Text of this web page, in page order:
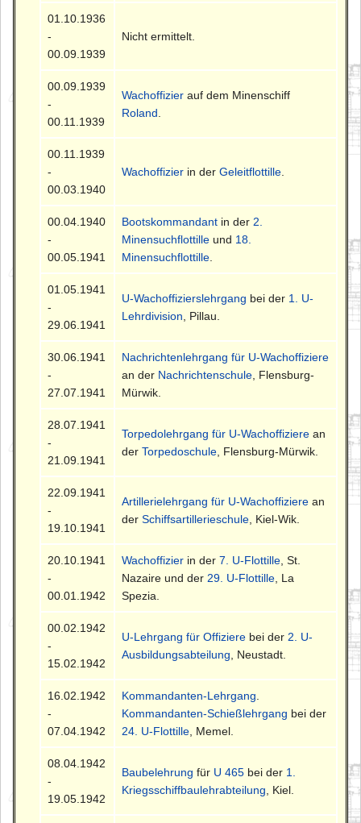
01.10.1936
-
00.09.1939
Nicht ermittelt.
00.09.1939
-
00.11.1939
Wachoffizier auf dem Minenschiff
Roland
00.11.1939
-
00.03.1940
Wachoffizier in derGeleitflottille
00.04.1940
-
00.05.1941
Bootskommandant in der 2.
Minensuchflottille und 18.
Minensuchflottille
01.05.1941
-
29.06.1941
U-Wachoffizierslehrgang bei der 1. U-
Lehrdivision , Pillau.
30.06.1941
-
27.07.1941
Nachrichtenlehrgang für U-Wachoffiziere
an der Nachrichtenschule , Flensburg-
Mürwik.
28.07.1941
-
21.09.1941
Torpedolehrgang für U-Wachoffiziere an
derTorpedoschule , Flensburg-Mürwik.
22.09.1941
-
19.10.1941
Artillerielehrgang für U-Wachoffiziere an
derSchiffsartillerieschule , Kiel-Wik.
20.10.1941
-
00.01.1942
Wachoffizier in der7. U-Flottille , St.
Nazaire und der 29. U-Flottille , La
Spezia.
00.02.1942
-
15.02.1942
U-Lehrgang für Offiziere bei der 2. U-
Ausbildungsabteilung , Neustadt.
16.02.1942
-
07.04.1942
Kommandanten-Lehrgang
Kommandanten-Schießlehrgang bei der
24. U-Flottille , Memel.
08.04.1942
-
19.05.1942
Baubelehrung für U 465 bei der 1.
Kriegsschiffbaulehrabteilung , Kiel.